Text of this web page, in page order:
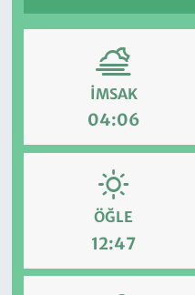
İMSAK
04:06
ÖĞLE
12:47